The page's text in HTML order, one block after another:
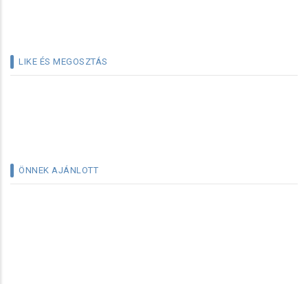
LIKE ÉS MEGOSZTÁS
ÖNNEK AJÁNLOTT